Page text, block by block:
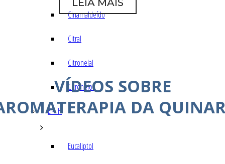
Cinamaldeído
Citral
Citronelal
Citronelol
E – H
Eucaliptol
LEIA MAIS
VÍDEOS SOBRE
DA